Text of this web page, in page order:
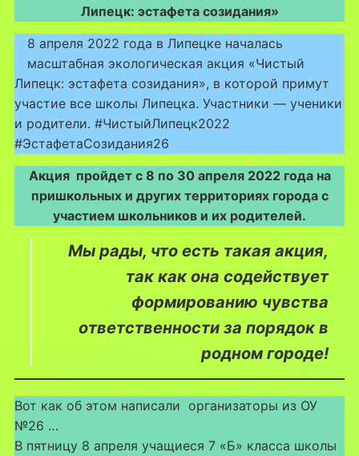
Липецк: эстафета созидания»
8 апреля 2022 года в Липецке началась
масштабная экологическая акция «Чистый
Липецк: эстафета созидания», в которой примут
участие все школы Липецка. Участники — ученики
и родители. #ЧистыйЛипецк2022
#ЭстафетаСозидания26
Акция пройдет с 8 по 30 апреля 2022 года на
пришкольных и других территориях города с
участием школьников и их родителей.
Мы рады, что есть такая акция,
так как она содействует
формированию чувства
ответственности за порядок в
родном городе!
Вот как об этом написали организаторы из ОУ
№26 …
В пятницу 8 апреля учащиеся 7 «Б» класса школы